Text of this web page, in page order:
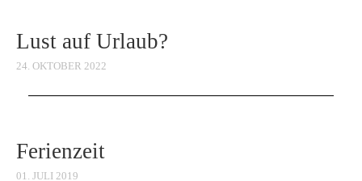
Lust auf Urlaub?
24. OKTOBER 2022
Ferienzeit
01. JULI 2019